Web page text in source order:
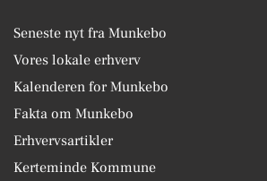
Seneste nyt fra Munkebo
Vores lokale erhverv
Kalenderen for Munkebo
Fakta om Munkebo
Erhvervsartikler
Kerteminde Kommune